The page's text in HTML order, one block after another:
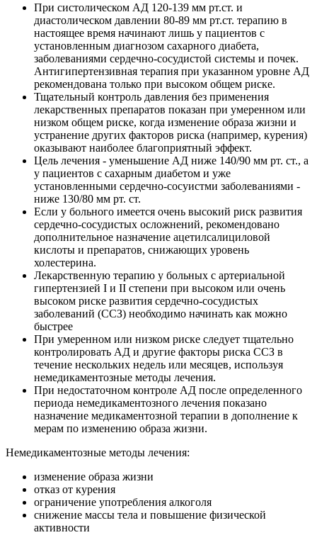
При систолическом АД 120-139 мм рт.ст. и
диастолическом давлении 80-89 мм рт.ст. терапию в
настоящее время начинают лишь у пациентов с
установленным диагнозом сахарного диабета,
заболеваниями сердечно-сосудистой системы и почек.
Антигипертензивная терапия при указанном уровне АД
рекомендована только при высоком общем риске.
Тщательный контроль давления без применения
лекарственных препаратов показан при умеренном или
низком общем риске, когда изменение образа жизни и
устранение других факторов риска (например, курения)
оказывают наиболее благоприятный эффект.
Цель лечения - уменьшение АД ниже 140/90 мм рт. ст., а
у пациентов с сахарным диабетом и уже
установленными сердечно-сосуистми заболеваниями -
ниже 130/80 мм рт. ст.
Если у больного имеется очень высокий риск развития
сердечно-сосудистых осложнений, рекомендовано
дополнительное назначение ацетилсалициловой
кислоты и препаратов, снижающих уровень
холестерина.
Лекарственную терапию у больных с артериальной
гипертензией I и II степени при высоком или очень
высоком риске развития сердечно-сосудистых
заболеваний (ССЗ) необходимо начинать как можно
быстрее
При умеренном или низком риске следует тщательно
контролировать АД и другие факторы риска ССЗ в
течение нескольких недель или месяцев, используя
немедикаментозные методы лечения.
При недостаточном контроле АД после определенного
периода немедикаментозного лечения показано
назначение медикаментозной терапии в дополнение к
мерам по изменению образа жизни.
Немедикаментозные методы лечения:
изменение образа жизни
отказ от курения
ограничение употребления алкоголя
снижение массы тела и повышение физической
активности